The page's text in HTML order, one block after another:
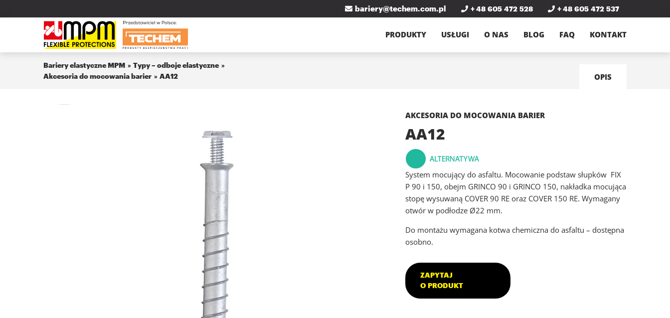
+ 48 605 472 537
+ 48 605 472 528
bariery@techem.com.pl
PRODUKTY USŁUGI O NAS BLOG FAQ KONTAKT
Bariery elastyczne MPM
Typy – odboje elastyczne
Akcesoria do mocowania barier
AA12 OPIS
AKCESORIA DO MOCOWANIA BARIER
AA12
System mocujący do asfaltu. Mocowanie podstaw słupków FIX
P 90 i 150, obejm GRINCO 90 i GRINCO 150, nakładka mocująca
stopę wysuwaną COVER 90 RE oraz COVER 150 RE. Wymagany
otwór w podłodze Ø22 mm.
Do montażu wymagana kotwa chemiczna do asfaltu – dostępna
osobno.
ZAPYTAJ
O PRODUKT